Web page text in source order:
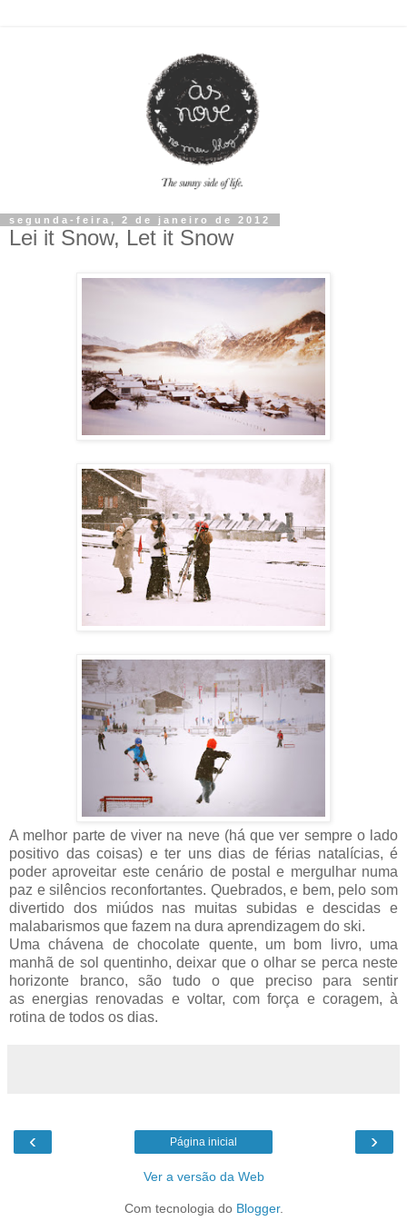
segunda-feira, 2 de janeiro de 2012
Lei it Snow, Let it Snow
A melhor parte de viver na neve (há que ver sempre o lado
positivo das coisas) e ter uns dias de férias natalícias, é
poder aproveitar este cenário de postal e mergulhar numa
paz e silêncios reconfortantes. Quebrados, e bem, pelo som
divertido dos miúdos nas muitas subidas e descidas e
malabarismos que fazem na dura aprendizagem do ski.
Uma chávena de chocolate quente, um bom livro, uma
manhã de sol quentinho, deixar que o olhar se perca neste
horizonte branco, são tudo o que preciso para sentir
as energias renovadas e voltar, com força e coragem, à
rotina de todos os dias.
‹ ›
Página inicial
Ver a versão da Web
Com tecnologia do Blogger.